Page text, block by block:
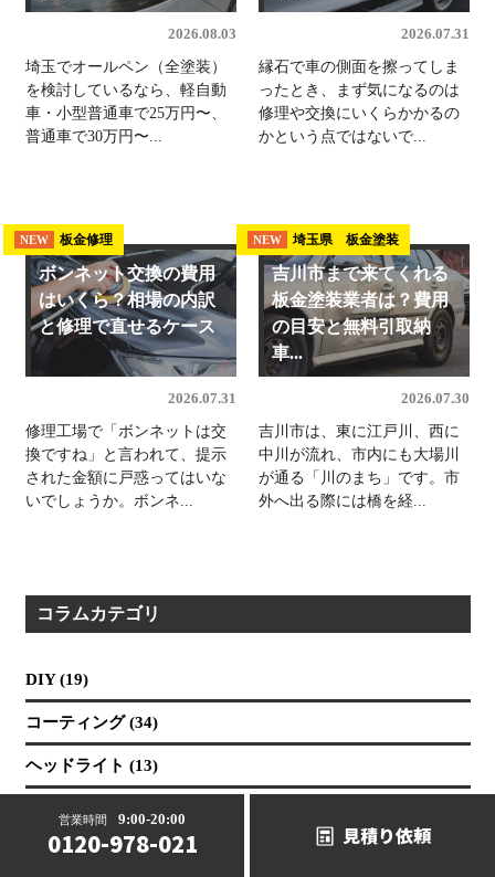
2026.08.03
埼玉でオールペン（全塗装）
を検討しているなら、軽自動
車・小型普通車で25万円〜、
普通車で30万円〜...
2026.07.31
縁石で車の側面を擦ってしま
ったとき、まず気になるのは
修理や交換にいくらかかるの
かという点ではないで...
NEW 板金修理
ボンネット交換の費用
はいくら？相場の内訳
と修理で直せるケース
2026.07.31
修理工場で「ボンネットは交
換ですね」と言われて、提示
された金額に戸惑ってはいな
いでしょうか。ボンネ...
NEW 埼玉県 板金塗装
吉川市まで来てくれる
板金塗装業者は？費用
の目安と無料引取納
車...
2026.07.30
吉川市は、東に江戸川、西に
中川が流れ、市内にも大場川
が通る「川のまち」です。市
外へ出る際には橋を経...
コラムカテゴリ
DIY (19)
コーティング (34)
ヘッドライト (13)
国産車 (89)
営業時間 9:00-20:00
0120-978-021 見積り依頼